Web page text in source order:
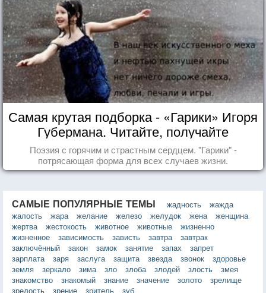
Самая крутая подборка - «Гарики» Игоря
Губермана. Читайте, получайте
удовольствие!
Поэзия с горячим и страстным сердцем. "Гарики" -
потрясающая форма для всех случаев жизни.
САМЫЕ ПОПУЛЯРНЫЕ ТЕМЫ жадность
жажда
жалость
жара желание железо желудок жена
женщина
жертва
жестокость животное животные
жизненно
жизненное
зависимость зависть завтра
завтрак
заключённый
закон замок занятие запах
запрет
зарплата
заря заслуга защита звезда звонок
здоровье
земля
зеркало зима зло злоба злодей злость
змея
знакомство
знакомый знание значение золото
зрелище
зрелость
зрение зритель зуб